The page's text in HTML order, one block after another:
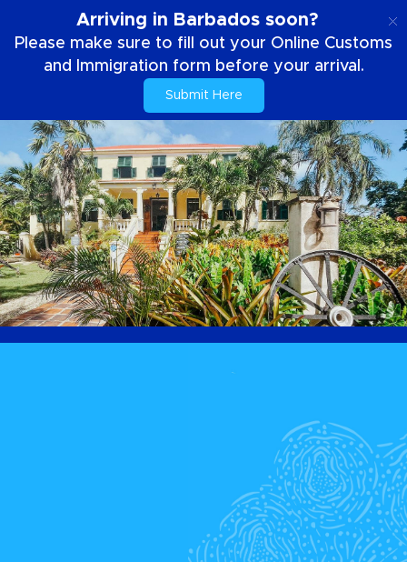
Arriving in Barbados soon?
Please make sure to fill out your Online Customs
and Immigration form before your arrival.
Submit Here